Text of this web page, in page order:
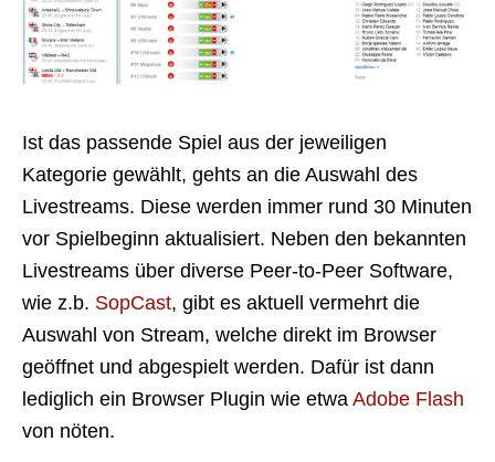
Ist das passende Spiel aus der jeweiligen
Kategorie gewählt, gehts an die Auswahl des
Livestreams. Diese werden immer rund 30 Minuten
vor Spielbeginn aktualisiert. Neben den bekannten
Livestreams über diverse Peer-to-Peer Software,
wie z.b. SopCast, gibt es aktuell vermehrt die
Auswahl von Stream, welche direkt im Browser
geöffnet und abgespielt werden. Dafür ist dann
lediglich ein Browser Plugin wie etwa Adobe Flash
von nöten.